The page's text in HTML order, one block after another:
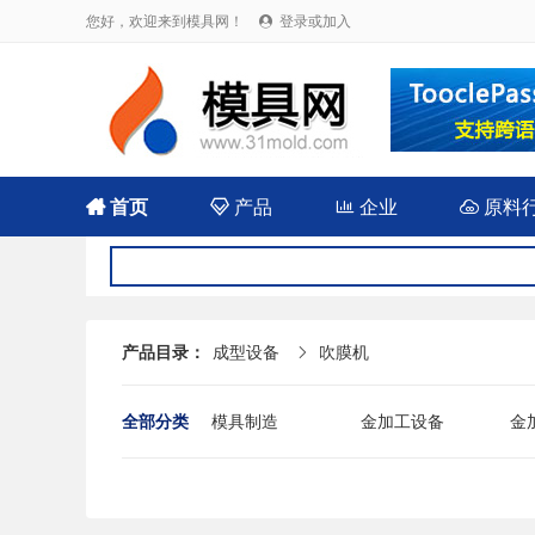
您好，欢迎来到模具网！  登录或加入
首页  产品 企业 原料
产品目录： 成型设备  吹膜机
全部分类 模具制造 金加工设备
金